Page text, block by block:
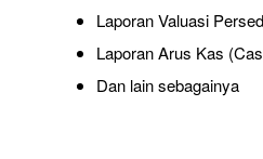
Laporan Valuasi
Laporan Arus Kas
Dan lain sebagainya